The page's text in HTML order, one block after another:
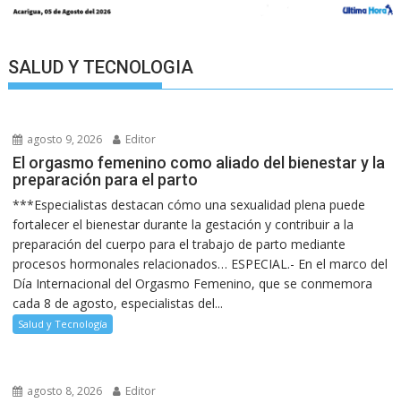
SALUD Y TECNOLOGIA
agosto 9, 2026 Editor
El orgasmo femenino como aliado del bienestar y la
preparación para el parto
***Especialistas destacan cómo una sexualidad plena puede
fortalecer el bienestar durante la gestación y contribuir a la
preparación del cuerpo para el trabajo de parto mediante
procesos hormonales relacionados… ESPECIAL.- En el marco del
Día Internacional del Orgasmo Femenino, que se conmemora
cada 8 de agosto, especialistas del...
Salud y Tecnología
agosto 8, 2026 Editor